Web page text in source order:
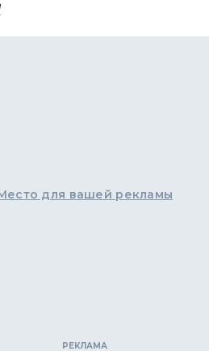
для вашей рекламы